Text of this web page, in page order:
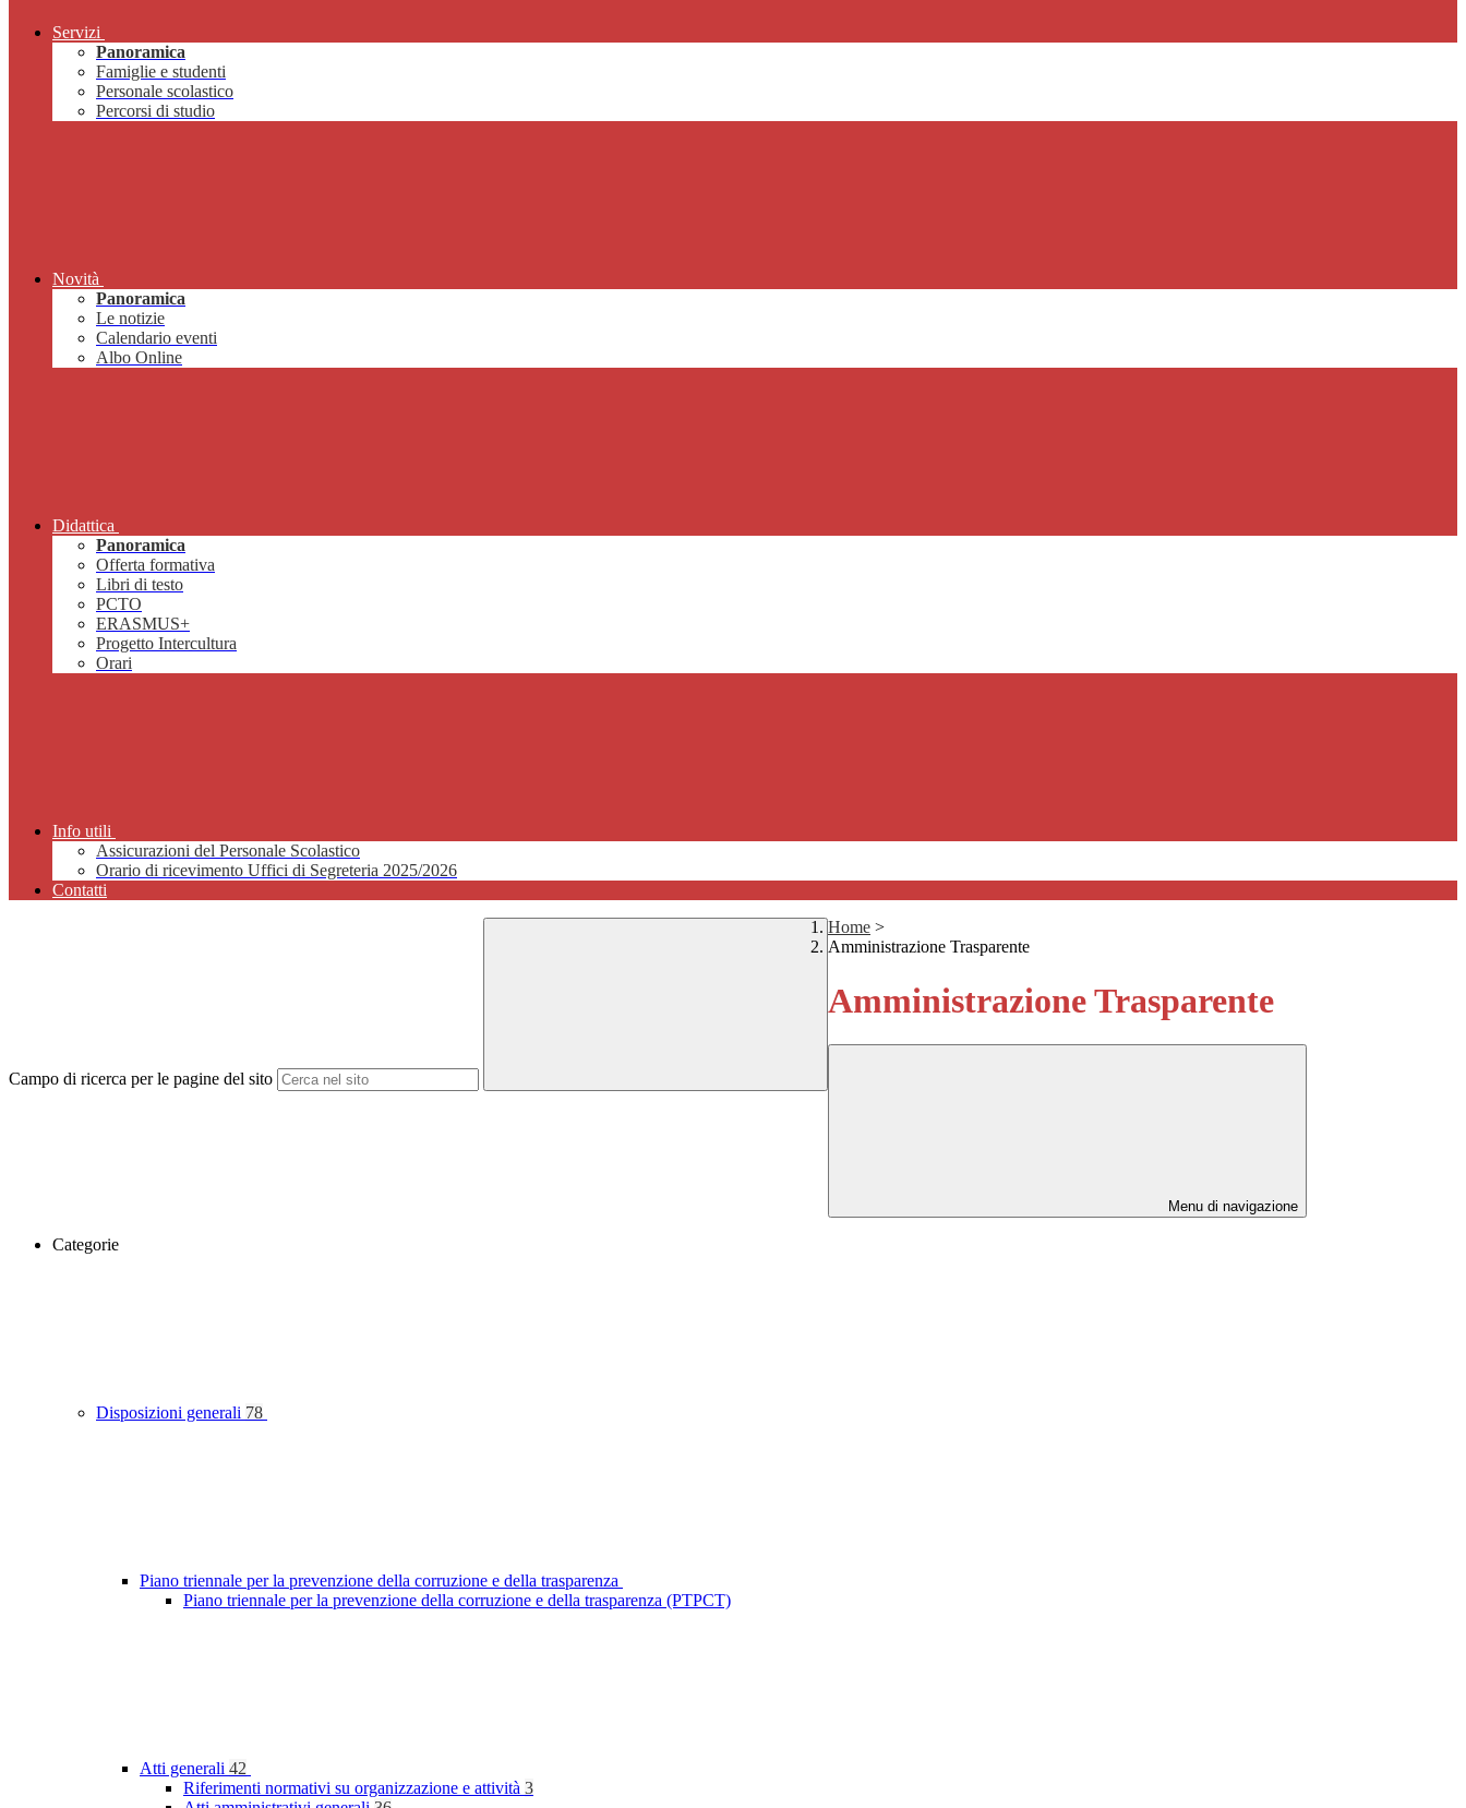
Servizi
Panoramica
Famiglie e studenti
Personale scolastico
Percorsi di studio
Novità
Panoramica
Le notizie
Calendario eventi
Albo Online
Didattica
Panoramica
Offerta formativa
Libri di testo
PCTO
ERASMUS+
Progetto Intercultura
Orari
Info utili
Assicurazioni del Personale Scolastico
Orario di ricevimento Uffici di Segreteria 2025/2026
Contatti
Campo di ricerca per le pagine del sito
Home >
Amministrazione Trasparente
Amministrazione Trasparente
Menu di navigazione
Categorie
Disposizioni generali 78
Piano triennale per la prevenzione della corruzione e della trasparenza
Piano triennale per la prevenzione della corruzione e della trasparenza (PTPCT)
Atti generali 42
Riferimenti normativi su organizzazione e attività 3